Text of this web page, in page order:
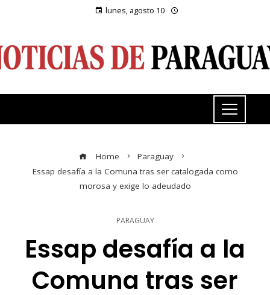
lunes, agosto 10
Home
Paraguay
Essap desafía a la Comuna tras ser catalogada como
morosa y exige lo adeudado
PARAGUAY
Essap desafía a la
Comuna tras ser